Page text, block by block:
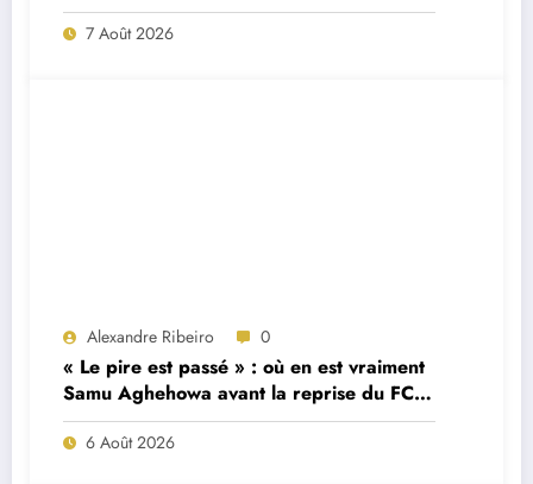
7 Août 2026
Alexandre Ribeiro 0
« Le pire est passé » : où en est vraiment
Samu Aghehowa avant la reprise du FC
Porto ?
6 Août 2026